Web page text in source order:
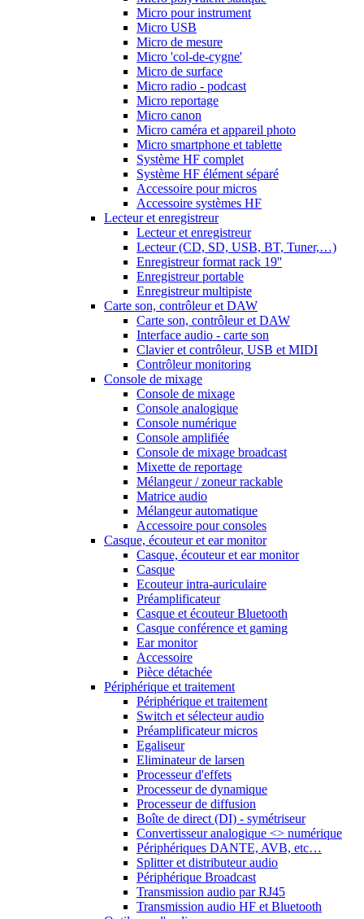
Micro pour instrument
Micro USB
Micro de mesure
Micro 'col-de-cygne'
Micro de surface
Micro radio - podcast
Micro reportage
Micro canon
Micro caméra et appareil photo
Micro smartphone et tablette
Système HF complet
Système HF élément séparé
Accessoire pour micros
Accessoire systèmes HF
Lecteur et enregistreur
Lecteur et enregistreur
Lecteur (CD, SD, USB, BT, Tuner,…)
Enregistreur format rack 19''
Enregistreur portable
Enregistreur multipiste
Carte son, contrôleur et DAW
Carte son, contrôleur et DAW
Interface audio - carte son
Clavier et contrôleur, USB et MIDI
Contrôleur monitoring
Console de mixage
Console de mixage
Console analogique
Console numérique
Console amplifiée
Console de mixage broadcast
Mixette de reportage
Mélangeur / zoneur rackable
Matrice audio
Mélangeur automatique
Accessoire pour consoles
Casque, écouteur et ear monitor
Casque, écouteur et ear monitor
Casque
Ecouteur intra-auriculaire
Préamplificateur
Casque et écouteur Bluetooth
Casque conférence et gaming
Ear monitor
Accessoire
Pièce détachée
Périphérique et traitement
Périphérique et traitement
Switch et sélecteur audio
Préamplificateur micros
Egaliseur
Eliminateur de larsen
Processeur d'effets
Processeur de dynamique
Processeur de diffusion
Boîte de direct (DI) - symétriseur
Convertisseur analogique <> numérique
Périphériques DANTE, AVB, etc…
Splitter et distributeur audio
Périphérique Broadcast
Transmission audio par RJ45
Transmission audio HF et Bluetooth